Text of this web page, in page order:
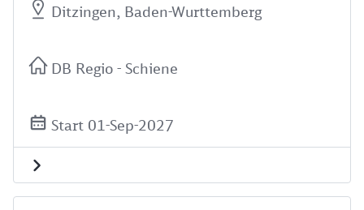
Ditzingen, Baden-Wurttemberg
DB Regio - Schiene
Start 01-Sep-2027